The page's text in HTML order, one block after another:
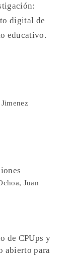
digital de
educativo.
Juan
de CPUps y
abierto para